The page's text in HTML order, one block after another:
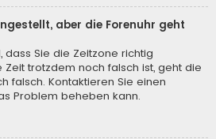
aber die Forenuhr geht
dass Sie die Zeitzone richtig
trotzdem noch falsch ist, geht die
falsch. Kontaktieren Sie einen
Problem beheben kann.